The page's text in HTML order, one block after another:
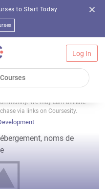
to Start Today
Log In
We may earn affiliate
via links on Coursesity.